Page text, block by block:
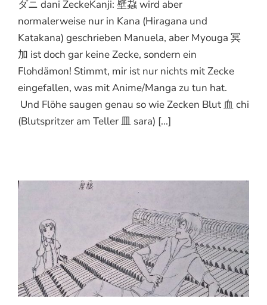
ダニ dani ZeckeKanji: 壁蝨 wird aber
normalerweise nur in Kana (Hiragana und
Katakana) geschrieben Manuela, aber Myouga 冥
加 ist doch gar keine Zecke, sondern ein
Flohdämon! Stimmt, mir ist nur nichts mit Zecke
eingefallen, was mit Anime/Manga zu tun hat.
Und Flöhe saugen genau so wie Zecken Blut 血 chi
(Blutspritzer am Teller 皿 sara) [...]